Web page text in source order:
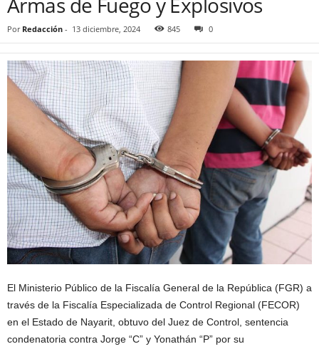
Por Redacción - 13 diciembre, 2024 845 0
El Ministerio Público de la Fiscalía General de la República (FGR) a
través de la Fiscalía Especializada de Control Regional (FECOR)
en el Estado de Nayarit, obtuvo del Juez de Control, sentencia
condenatoria contra Jorge “C” y Yonathán “P” por su